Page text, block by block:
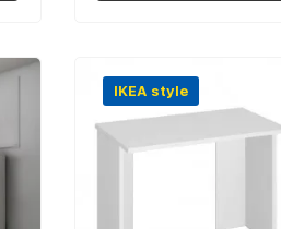
IKEA style